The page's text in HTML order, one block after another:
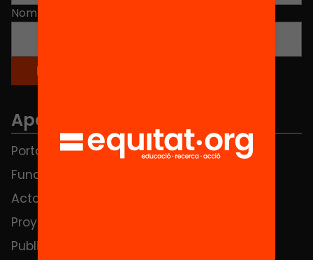
Nombre
Apartados
Portada
Fundación
Actos
Proyectos
Publicaciones y vídeos
FAQS